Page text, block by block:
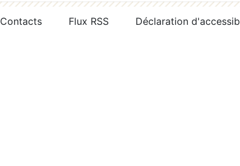
Contacts Flux RSS Déclaration